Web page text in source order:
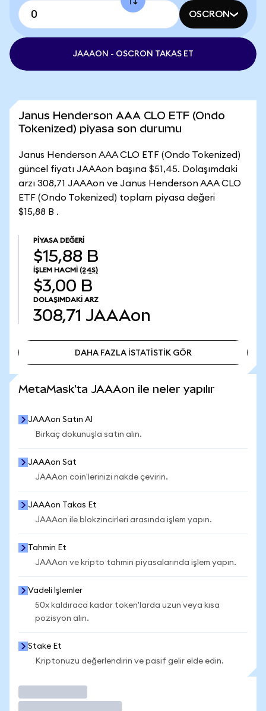
OSCRON
JAAAON - OSCRON TAKAS ET
Janus Henderson AAA CLO ETF (Ondo
Tokenized) piyasa son durumu
Janus Henderson AAA CLO ETF (Ondo Tokenized)
güncel fiyatı JAAAon başına $51,45. Dolaşımdaki
arzı 308,71 JAAAon ve Janus Henderson AAA CLO
ETF (Ondo Tokenized) toplam piyasa değeri
$15,88 B .
PIYASA DEĞERI
$15,88 B
İŞLEM HACMI (24S)
$3,00 B
DOLAŞIMDAKI ARZ
308,71 JAAAon
DAHA FAZLA İSTATİSTİK GÖR
MetaMask'ta JAAAon ile neler yapılır
JAAAon Satın Al
Birkaç dokunuşla satın alın.
JAAAon Sat
JAAAon coin'lerinizi nakde çevirin.
JAAAon Takas Et
JAAAon ile blokzincirleri arasında işlem yapın.
Tahmin Et
JAAAon ve kripto tahmin piyasalarında işlem yapın.
Vadeli İşlemler
50x kaldıraca kadar token'larda uzun veya kısa
pozisyon alın.
Stake Et
Kriptonuzu değerlendirin ve pasif gelir elde edin.